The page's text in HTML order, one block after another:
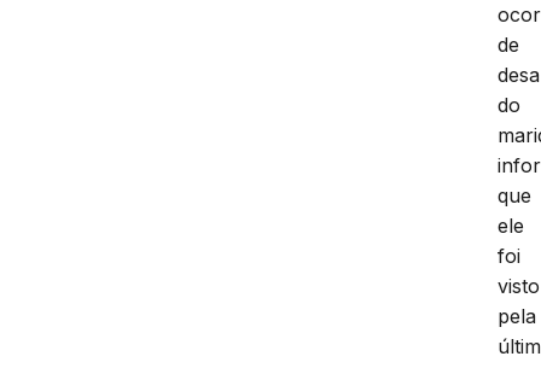
de
do
que
ele
foi
visto
pela